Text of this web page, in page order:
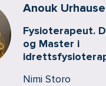
Anouk
Fysioterapeut.
og Master i
Nimi Storo